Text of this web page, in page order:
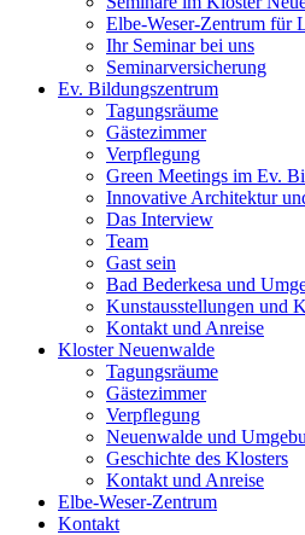
Elbe-Weser-Zentrum für
Ihr Seminar bei uns
Seminarversicherung
Ev. Bildungszentrum
Tagungsräume
Gästezimmer
Verpflegung
Green Meetings im Ev.
Innovative Architektur
Das Interview
Team
Gast sein
Bad Bederkesa und
Kunstausstellungen und
Kontakt und Anreise
Kloster Neuenwalde
Tagungsräume
Gästezimmer
Verpflegung
Neuenwalde und
Geschichte des Klosters
Kontakt und Anreise
Elbe-Weser-Zentrum
Kontakt